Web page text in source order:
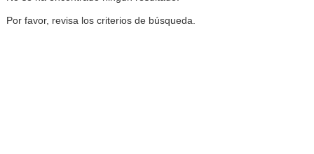
Por favor, revisa los criterios de búsqueda.